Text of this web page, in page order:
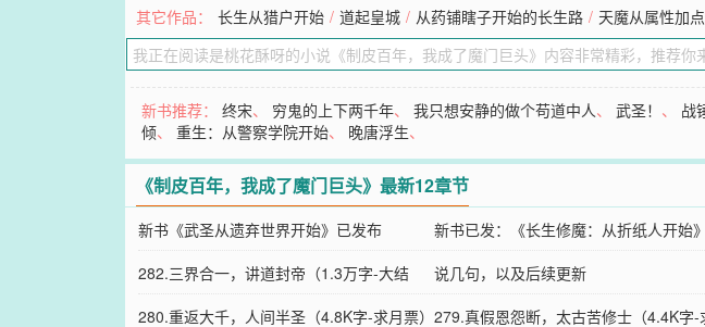
其它作品： 长生从猎户开始 / 道起皇城 / 从药铺瞎子开始的长生路 / 天魔从属性加
新书推荐：终宋、 穷鬼的上下两千年、我只想安静的做个苟道中人、武圣！ 、 战
倾、重生：从警察学院开始、 晚唐浮生、
《制皮百年，我成了魔门巨头》最新12章节
新书《武圣从遗弃世界开始》已发布 新书已发：《长生修魔：从折纸人开始》
282.三界合一，讲道封帝（1.3万字-大结
局）
说几句，以及后续更新
280.重返大千，人间半圣（4.8K字-求月票） 279.真假恩怨断，太古苦修士（4.4K字-